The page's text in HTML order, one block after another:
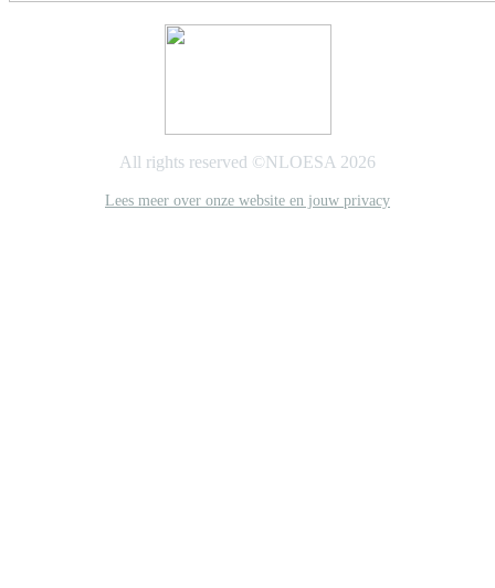
All rights reserved ©NLOESA 2026
Lees meer over onze website en jouw privacy